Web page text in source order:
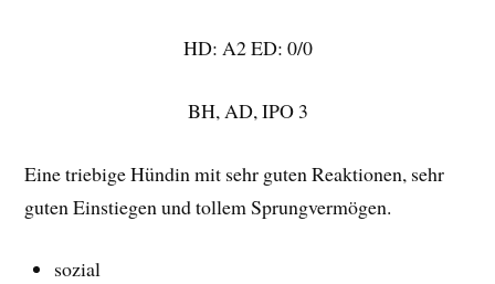
HD: A2 ED: 0/0
BH, AD, IPO 3
Eine triebige Hündin mit sehr guten Reaktionen, sehr
guten Einstiegen und tollem Sprungvermögen.
sozial